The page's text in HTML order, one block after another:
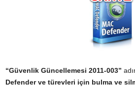
“Güvenlik Güncellemesi 2011-003”
Defender ve türevleri için bulma ve